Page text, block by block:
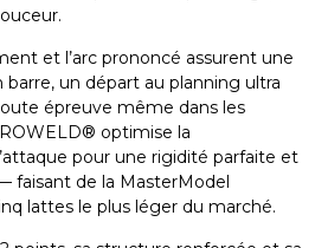
et l’arc prononcé assurent une
un départ au planning ultra
épreuve même dans les
optimise la
pour une rigidité parfaite et
faisant de la MasterModel
lattes le plus léger du marché.